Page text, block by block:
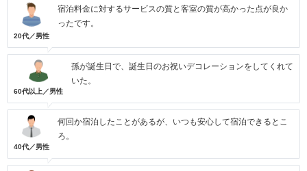
20代／男性
宿泊料金に対するサービスの質と客室の質が高かった点が良か
ったです。
60代以上／男性
孫が誕生日で、誕生日のお祝いデコレーションをしてくれて
いた。
40代／男性
何回か宿泊したことがあるが、いつも安心して宿泊できるとこ
ろ。